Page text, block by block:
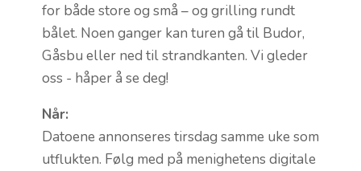
for både store og små – og grilling rundt
bålet. Noen ganger kan turen gå til Budor,
Gåsbu eller ned til strandkanten. Vi gleder
oss - håper å se deg!
Når:
Datoene annonseres tirsdag samme uke som
utflukten. Følg med på menighetens digitale